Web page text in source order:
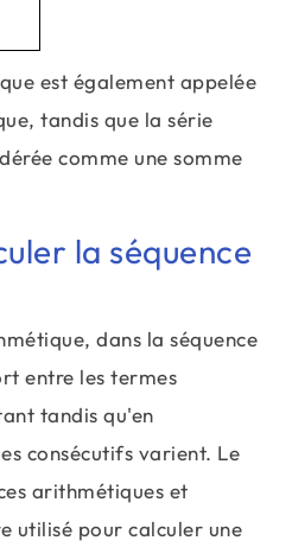
est également appelée
tandis que la série
comme une somme
la séquence
dans la séquence
entre les termes
tandis qu'en
consécutifs varient. Le
arithmétiques et
utilisé pour calculer une